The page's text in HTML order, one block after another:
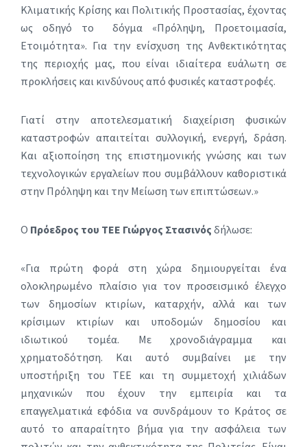
Κλιματικής Κρίσης και Πολιτικής Προστασίας, έχοντας
ως οδηγό το δόγμα «Πρόληψη, Προετοιμασία,
Ετοιμότητα». Για την ενίσχυση της Ανθεκτικότητας
της περιοχής μας, που είναι ιδιαίτερα ευάλωτη σε
προκλήσεις και κινδύνους από φυσικές καταστροφές.
Γιατί στην αποτελεσματική διαχείριση φυσικών
καταστροφών απαιτείται συλλογική, ενεργή, δράση.
Και αξιοποίηση της επιστημονικής γνώσης και των
τεχνολογικών εργαλείων που συμβάλλουν καθοριστικά
στην Πρόληψη και την Μείωση των επιπτώσεων.»
Ο Πρόεδρος του ΤΕΕ Γιώργος Στασινός δήλωσε:
«Για πρώτη φορά στη χώρα δημιουργείται ένα
ολοκληρωμένο πλαίσιο για τον προσεισμικό έλεγχο
των δημοσίων κτιρίων, καταρχήν, αλλά και των
κρίσιμων κτιρίων και υποδομών δημοσίου και
ιδιωτικού τομέα. Με χρονοδιάγραμμα και
χρηματοδότηση. Και αυτό συμβαίνει με την
υποστήριξη του ΤΕΕ και τη συμμετοχή χιλιάδων
μηχανικών που έχουν την εμπειρία και τα
επαγγελματικά εφόδια να συνδράμουν το Κράτος σε
αυτό το απαραίτητο βήμα για την ασφάλεια των